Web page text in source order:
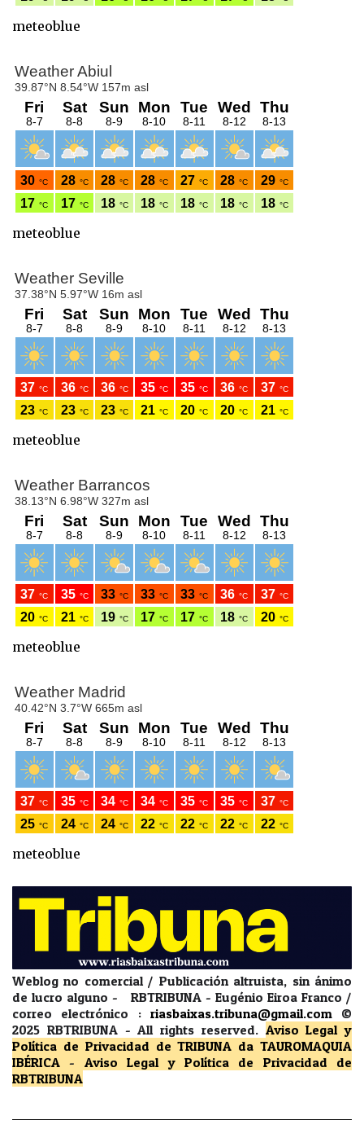
meteoblue
meteoblue
meteoblue
meteoblue
meteoblue
Weblog no comercial / Publicación altruista, sin ánimo
de lucro alguno - RBTRIBUNA - Eugénio Eiroa Franco /
correo electrónico : riasbaixas.tribuna@gmail.com
©
2025 RBTRIBUNA -All rights reserved. Aviso Legal y
Política de Privacidad de TRIBUNA da TAUROMAQUIA
IBÉRICA - Aviso Legal y Política de Privacidad
de
RBTRIBUNA